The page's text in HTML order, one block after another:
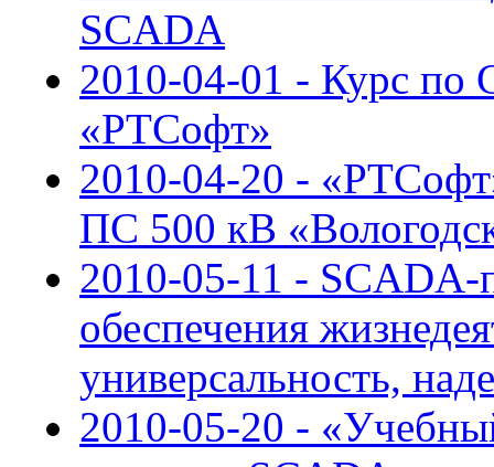
SCADA
2010-04-01 - Курс по
«РТСофт»
2010-04-20 -
ПС 500 кВ
2010-05-11 - SCADA-
обеспечения
универсальность,
2010-05-20 -